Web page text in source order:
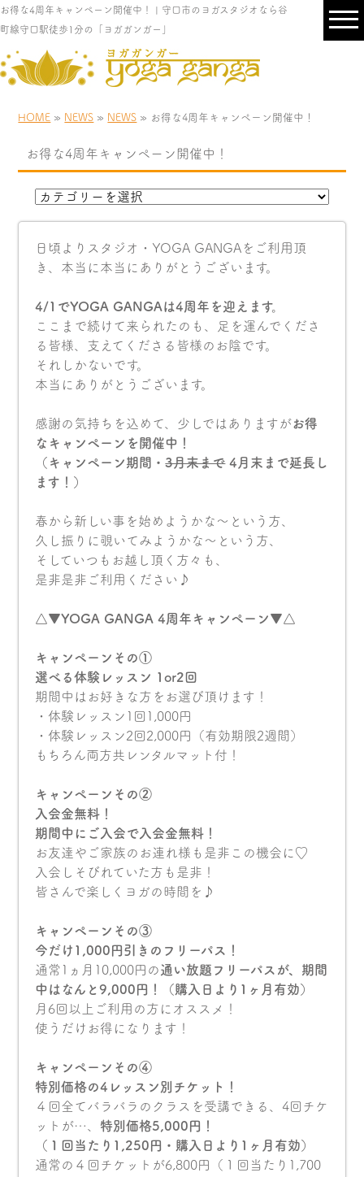
お得な4周年キャンペーン開催中！ | 守口市のヨガスタジオなら谷
町線守口駅徒歩1分の「ヨガガンガー」
HOME » NEWS » NEWS » お得な4周年キャンペーン開催中！
お得な4周年キャンペーン開催中！
日頃よりスタジオ・YOGA GANGAをご利用頂
き、本当に本当にありがとうございます。
4/1でYOGA GANGAは4周年を迎えます。
ここまで続けて来られたのも、足を運んでくださ
る皆様、支えてくださる皆様のお陰です。
それしかないです。
本当にありがとうございます。
感謝の気持ちを込めて、少しではありますがお得
なキャンペーンを開催中！
（キャンペーン期間・3月末まで4月末まで延長し
ます！）
春から新しい事を始めようかな〜という方、
久し振りに覗いてみようかな〜という方、
そしていつもお越し頂く方々も、
是非是非ご利用ください♪
△▼YOGA GANGA 4周年キャンペーン▼△
キャンペーンその①
選べる体験レッスン 1or2回
期間中はお好きな方をお選び頂けます！
・体験レッスン1回1,000円
・体験レッスン2回2,000円（有効期限2週間）
もちろん両方共レンタルマット付！
キャンペーンその②
入会金無料！
期間中にご入会で入会金無料！
お友達やご家族のお連れ様も是非この機会に♡
入会しそびれていた方も是非！
皆さんで楽しくヨガの時間を♪
キャンペーンその③
今だけ1,000円引きのフリーパス！
通常1ヵ月10,000円の通い放題フリーパスが、期間
中はなんと9,000円！（購入日より1ヶ月有効）
月6回以上ご利用の方にオススメ！
使うだけお得になります！
キャンペーンその④
特別価格の4レッスン別チケット！
４回全てバラバラのクラスを受講できる、4回チケ
ットが…、 特別価格5,000円！
（１回当たり1,250円・購入日より1ヶ月有効）
通常の４回チケットが6,800円（１回当たり1,700